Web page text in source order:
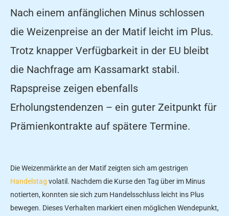
Nach einem anfänglichen Minus schlossen
die Weizenpreise an der Matif leicht im Plus.
Trotz knapper Verfügbarkeit in der EU bleibt
die Nachfrage am Kassamarkt stabil.
Rapspreise zeigen ebenfalls
Erholungstendenzen – ein guter Zeitpunkt für
Prämienkontrakte auf spätere Termine.
Die Weizenmärkte an der Matif zeigten sich am gestrigen
Handelstag volatil. Nachdem die Kurse den Tag über im Minus
notierten, konnten sie sich zum Handelsschluss leicht ins Plus
bewegen. Dieses Verhalten markiert einen möglichen Wendepunkt,